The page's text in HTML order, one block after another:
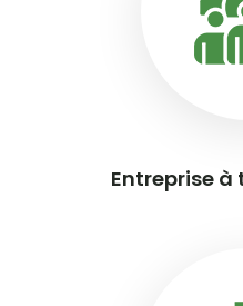
Entreprise